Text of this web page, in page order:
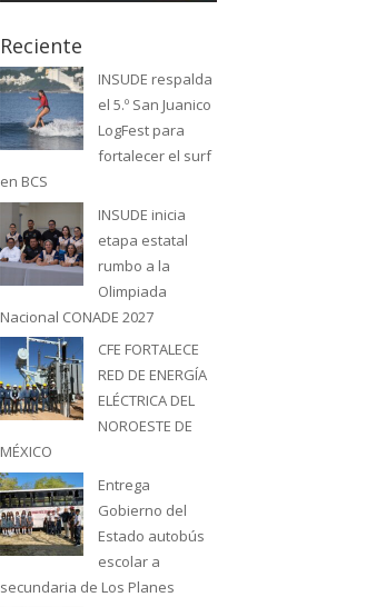
Reciente
INSUDE respalda
el 5.º San Juanico
LogFest para
fortalecer el surf
en BCS
INSUDE inicia
etapa estatal
rumbo a la
Olimpiada
Nacional CONADE 2027
CFE FORTALECE
RED DE ENERGÍA
ELÉCTRICA DEL
NOROESTE DE
MÉXICO
Entrega
Gobierno del
Estado autobús
escolar a
secundaria de Los Planes